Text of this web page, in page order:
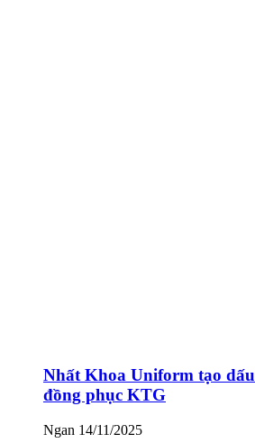
Nhất Khoa Uniform tạo
đồng phục KTG
Ngan 14/11/2025